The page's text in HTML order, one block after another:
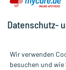
Datenschutz-
Wir verwenden
besuchen und